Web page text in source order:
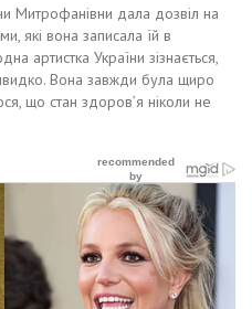
Митрофанівни дала дозвіл на
які вона записала їй в
артистка України зізнається,
Вона завжди була щиро
що стан здоров’я ніколи не